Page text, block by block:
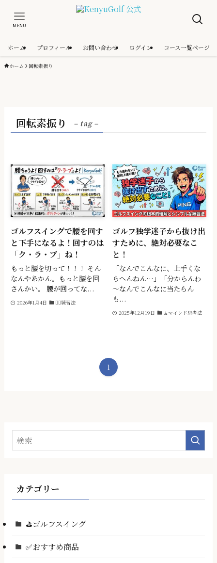
MENU
ホーム プロフィール お問い合わせ ログイン コース一覧ページ
ホーム 回転素振り
回転素振り – tag –
ゴルフスイングで腰を回す
と下手になるよ！回すのは
「ク・ラ・ブ」ね！
もっと腰を切って！！！ そん
なんやあかん。もっと腰を回
さんかい。 腰が回ってな...
2026年1月4日 🏌️‍♂️練習法
ゴルフ独学迷子から抜け出
すために、絶対必要なこ
と！
「なんでこんなに、上手くな
らへんねん…」「分からんわ
～なんでこんなに当たらん
も...
2025年12月19日 🧘マインド思考法
1
カテゴリー
⛳ゴルフスイング
✅おすすめ商品